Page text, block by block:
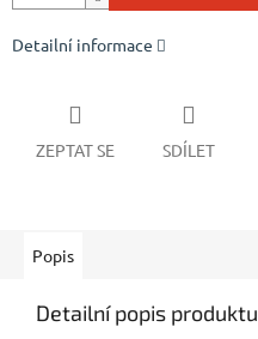
Detailní informace
ZEPTAT SE SDÍLET
Popis
Detailní popis produktu